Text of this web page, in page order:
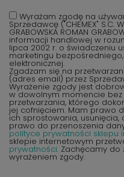
Wyrażam zgodę na
Sprzedawcę ("CHEMEX" S.C.
GRABOWSKA ROMAN
informacji handlowej w
lipca 2002 r. o świadczeniu
marketingu
elektronicznej.
Zgadzam się na
(adres email) przez
Wyrażenie zgody jest
w dowolnym momencie
przetwarzania, którego
jej cofnięciem. Mam prawo
ich sprostowania,
prawo do przenoszenia
polityce prywatności sklepu
sklepie internetowym
prywatności. Zachęcamy do
wyrażeniem zgody.